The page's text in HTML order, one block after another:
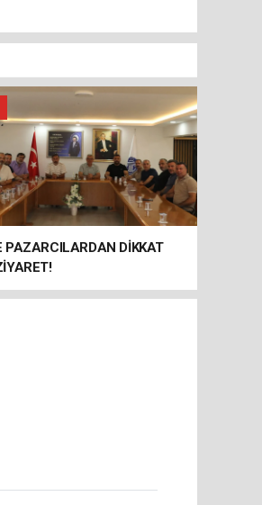
PAZARCILARDAN DİKKAT